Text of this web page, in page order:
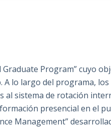
Program” cuyo
lo largo del programa, los
al sistema de rotación
presencial en el
Management”